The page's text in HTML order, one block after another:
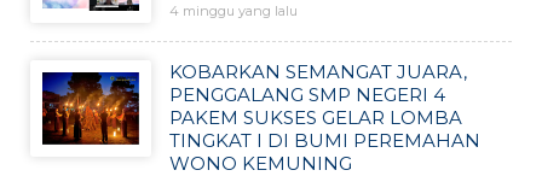
4 minggu yang lalu
KOBARKAN SEMANGAT JUARA,
PENGGALANG SMP NEGERI 4
PAKEM SUKSES GELAR LOMBA
TINGKAT I DI BUMI PEREMAHAN
WONO KEMUNING